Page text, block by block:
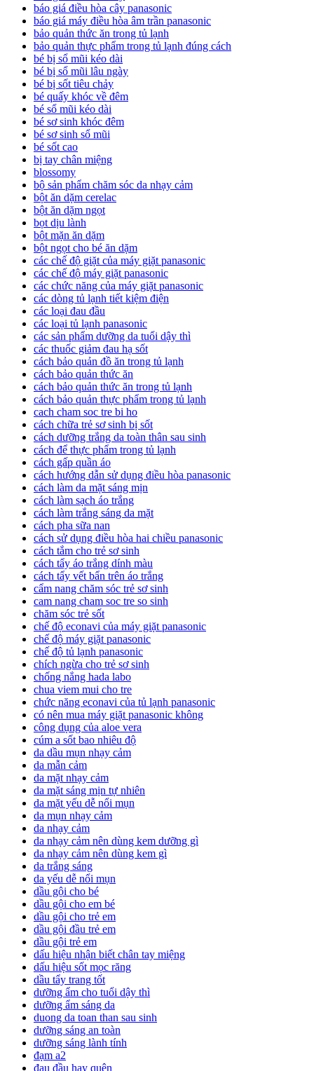
báo giá điều hòa cây panasonic
báo giá máy điều hòa âm trần panasonic
bảo quản thức ăn trong tủ lạnh
bảo quản thực phẩm trong tủ lạnh đúng cách
bé bị sổ mũi kéo dài
bé bị sổ mũi lâu ngày
bé bị sốt tiêu chảy
bé quấy khóc về đêm
bé sổ mũi kéo dài
bé sơ sinh khóc đêm
bé sơ sinh sổ mũi
bé sốt cao
bị tay chân miệng
blossomy
bộ sản phẩm chăm sóc da nhạy cảm
bột ăn dặm cerelac
bột ăn dặm ngọt
bọt dịu lành
bột mặn ăn dặm
bột ngọt cho bé ăn dặm
các chế độ giặt của máy giặt panasonic
các chế độ máy giặt panasonic
các chức năng của máy giặt panasonic
các dòng tủ lạnh tiết kiệm điện
các loại đau đầu
các loại tủ lạnh panasonic
các sản phẩm dưỡng da tuổi dậy thì
các thuốc giảm đau hạ sốt
cách bảo quản đồ ăn trong tủ lạnh
cách bảo quản thức ăn
cách bảo quản thức ăn trong tủ lạnh
cách bảo quản thực phẩm trong tủ lạnh
cach cham soc tre bi ho
cách chữa trẻ sơ sinh bị sốt
cách dưỡng trắng da toàn thân sau sinh
cách để thực phẩm trong tủ lạnh
cách gấp quần áo
cách hướng dẫn sử dụng điều hòa panasonic
cách làm da mặt sáng mịn
cách làm sạch áo trắng
cách làm trắng sáng da mặt
cách pha sữa nan
cách sử dụng điều hòa hai chiều panasonic
cách tắm cho trẻ sơ sinh
cách tẩy áo trắng dính màu
cách tẩy vết bẩn trên áo trắng
cẩm nang chăm sóc trẻ sơ sinh
cam nang cham soc tre so sinh
chăm sóc trẻ sốt
chế độ econavi của máy giặt panasonic
chế độ máy giặt panasonic
chế độ tủ lạnh panasonic
chích ngừa cho trẻ sơ sinh
chống nắng hada labo
chua viem mui cho tre
chức năng econavi của tủ lạnh panasonic
có nên mua máy giặt panasonic không
công dụng của aloe vera
cúm a sốt bao nhiêu độ
da dầu mụn nhạy cảm
da mẫn cảm
da mặt nhạy cảm
da mặt sáng mịn tự nhiên
da mặt yếu dễ nổi mụn
da mụn nhạy cảm
da nhạy cảm
da nhạy cảm nên dùng kem dưỡng gì
da nhạy cảm nên dùng kem gì
da trắng sáng
da yếu dễ nổi mụn
dầu gội cho bé
dầu gội cho em bé
dầu gội cho trẻ em
dầu gội đầu trẻ em
dầu gội trẻ em
dấu hiệu nhận biết chân tay miệng
dấu hiệu sốt mọc răng
dầu tẩy trang tốt
dưỡng ẩm cho tuổi dậy thì
dưỡng ẩm sáng da
duong da toan than sau sinh
dưỡng sáng an toàn
dưỡng sáng lành tính
đạm a2
đau đầu hay quên